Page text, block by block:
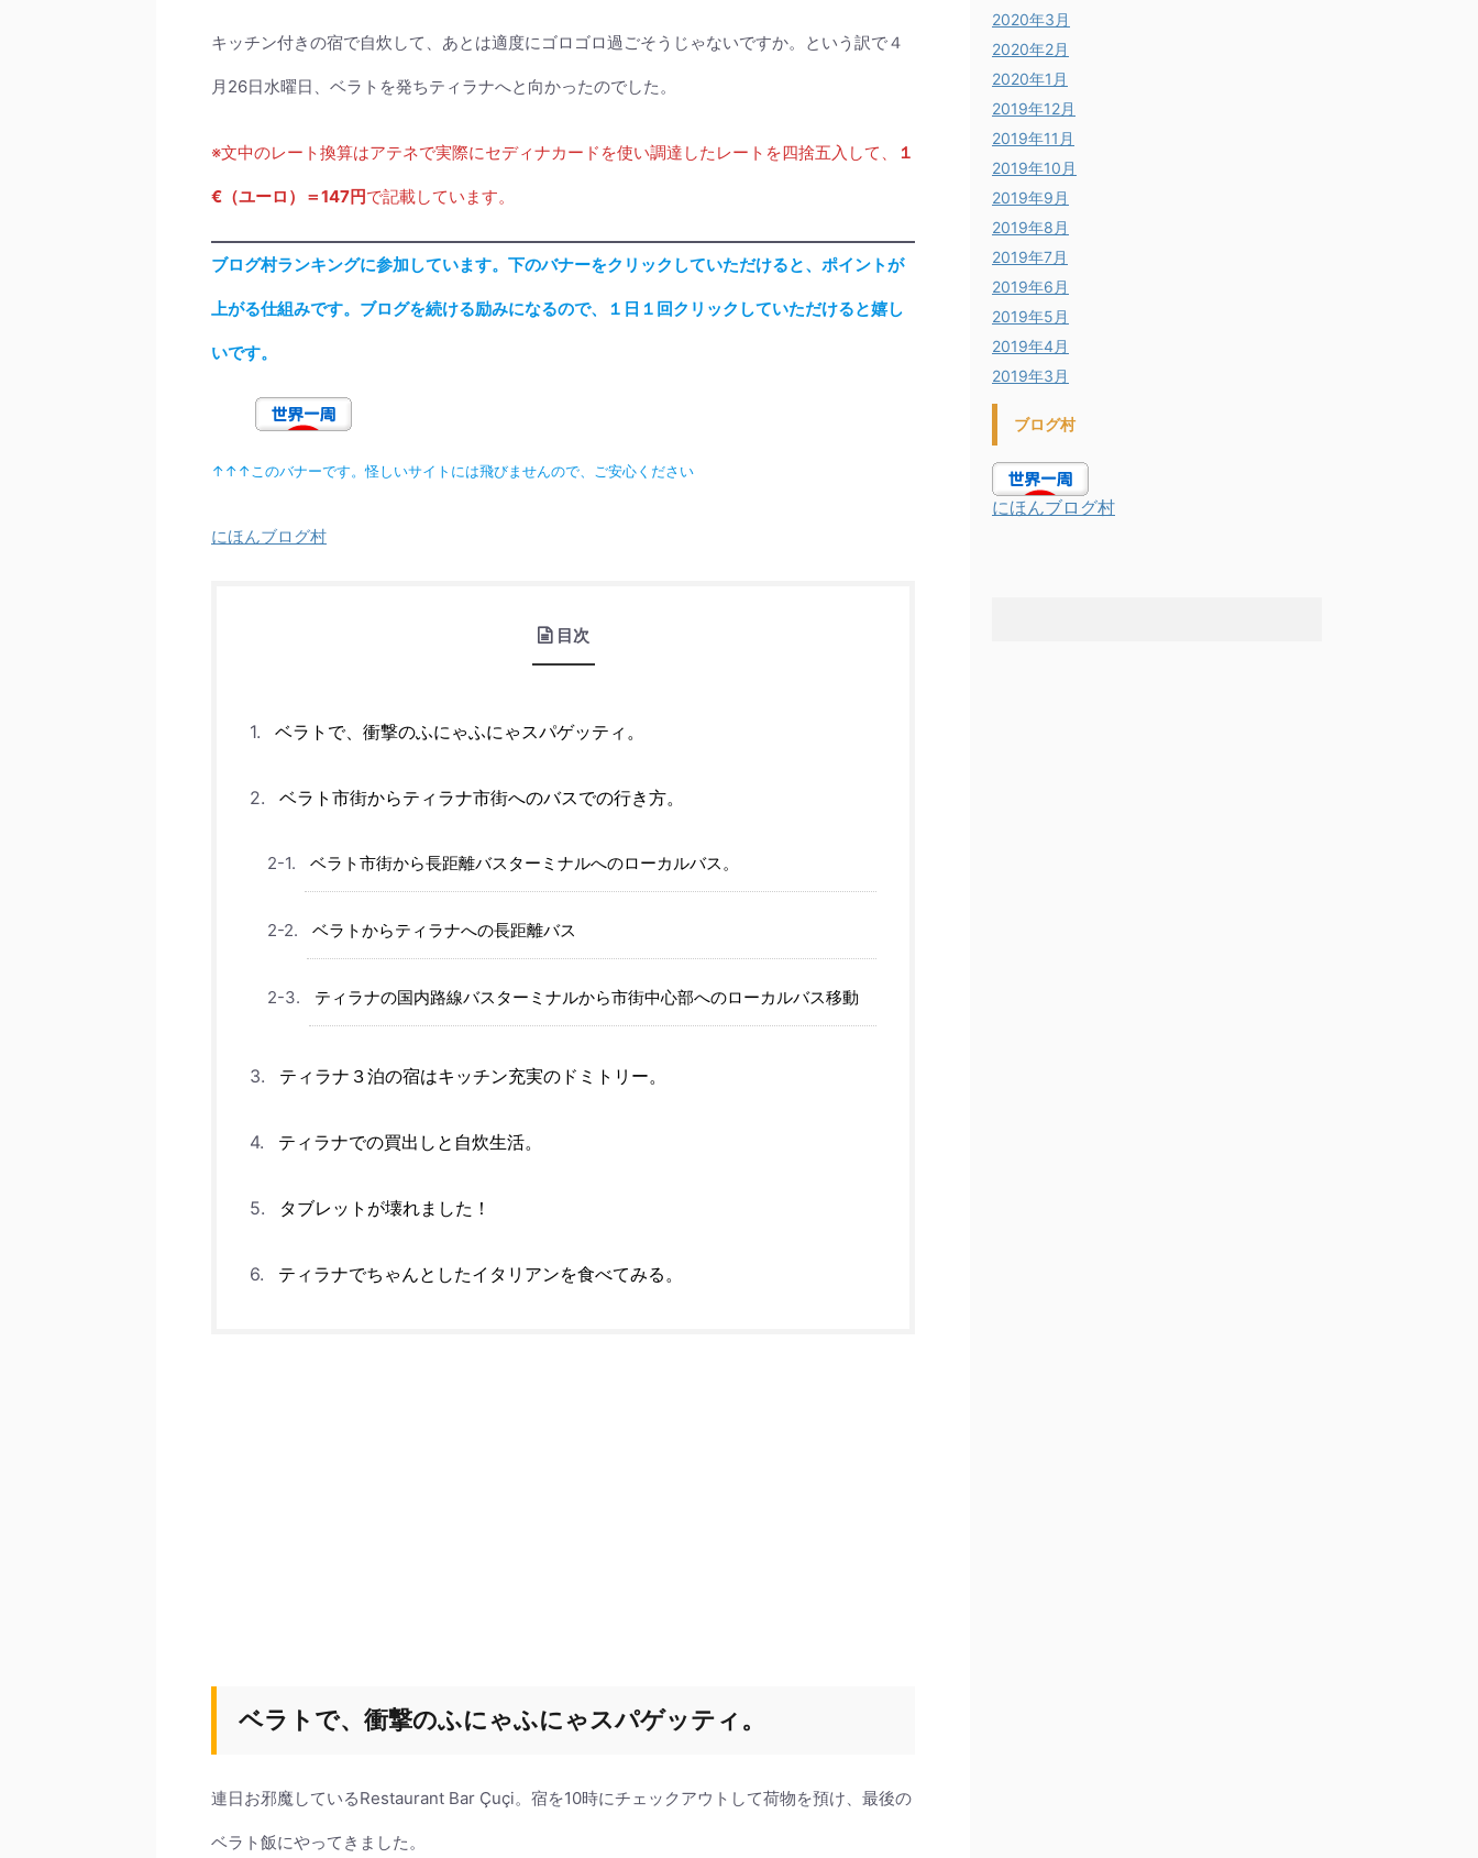
キッチン付きの宿で自炊して、あとは適度にゴロゴロ過ごそうじゃないですか。という訳で４
月26日水曜日、ベラトを発ちティラナへと向かったのでした。
※文中のレート換算はアテネで実際にセディナカードを使い調達したレートを四捨五入して、 １
€（ユーロ）＝147円で記載しています。
ブログ村ランキングに参加しています。下のバナーをクリックしていただけると、ポイントが
上がる仕組みです。ブログを続ける励みになるので、１日１回クリックしていただけると嬉し
いです。
↑↑↑このバナーです。怪しいサイトには飛びませんので、ご安心ください
にほんブログ村
目次
ベラトで、衝撃のふにゃふにゃスパゲッティ。
ベラト市街からティラナ市街へのバスでの行き方。
ベラト市街から長距離バスターミナルへのローカルバス。
ベラトからティラナへの長距離バス
ティラナの国内路線バスターミナルから市街中心部へのローカルバス移動
ティラナ３泊の宿はキッチン充実のドミトリー。
ティラナでの買出しと自炊生活。
タブレットが壊れました！
ティラナでちゃんとしたイタリアンを食べてみる。
ベラトで、衝撃のふにゃふにゃスパゲッティ。
連日お邪魔しているRestaurant Bar Çuçi。宿を10時にチェックアウトして荷物を預け、最後の
ベラト飯にやってきました。
2020年3月
2020年2月
2020年1月
2019年12月
2019年11月
2019年10月
2019年9月
2019年8月
2019年7月
2019年6月
2019年5月
2019年4月
2019年3月
ブログ村
にほんブログ村